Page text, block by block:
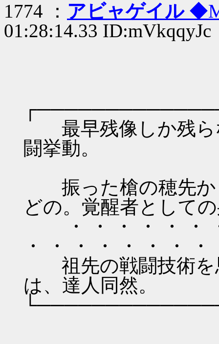
1774 ： アビャゲイル
01:28:14.33 ID:mVkqqyJc
最早残像しか残ら
闘挙動。
振った槍の穂先か
どの。覚醒者として
・ ・ ・ ・ ・ ・ ・
・ ・ ・ ・ ・ ・ ・
祖先の戦闘技術を
は、達人同然。